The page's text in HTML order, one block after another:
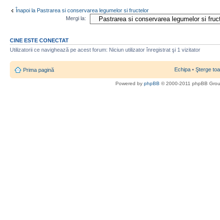
Înapoi la Pastrarea si conservarea legumelor si fructelor
Mergi la:
CINE ESTE CONECTAT
Utilizatorii ce navighează pe acest forum: Niciun utilizator înregistrat şi 1 vizitator
Prima pagină Echipa • Şterge
Powered by phpBB © 2000-2011 phpBB